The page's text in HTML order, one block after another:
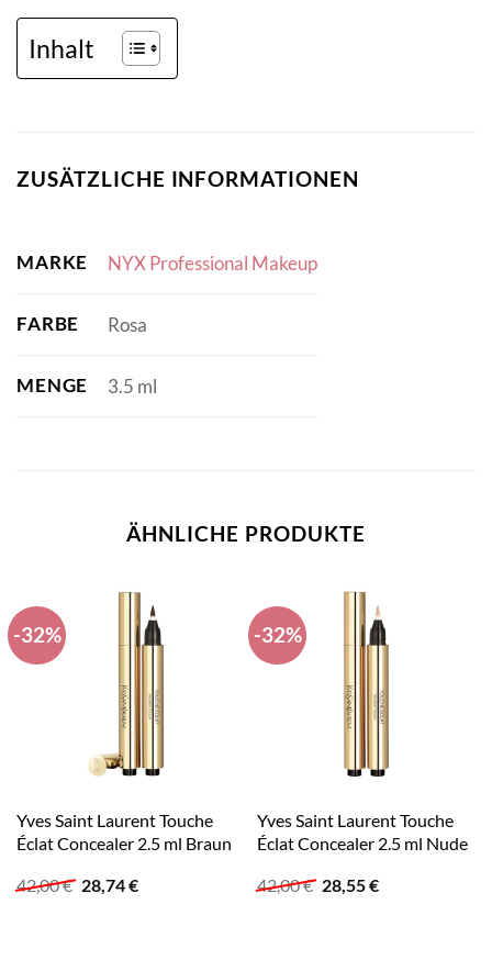
Inhalt
ZUSÄTZLICHE INFORMATIONEN
MARKE NYX Professional Makeup
FARBE Rosa
MENGE 3.5 ml
ÄHNLICHE PRODUKTE
-32%
Yves Saint Laurent Touche
Éclat Concealer 2.5 ml Braun
42,00€ Ursprünglicher
Preis
28,74€Aktueller
-32%
Yves Saint Laurent Touche
Éclat Concealer 2.5 ml Nude
42,00€ Ursprünglicher
Preis
28,55€Aktueller